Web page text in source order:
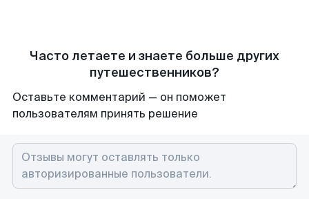
Часто летаете и знаете больше других
путешественников?
Оставьте комментарий — он поможет
пользователям принять решение